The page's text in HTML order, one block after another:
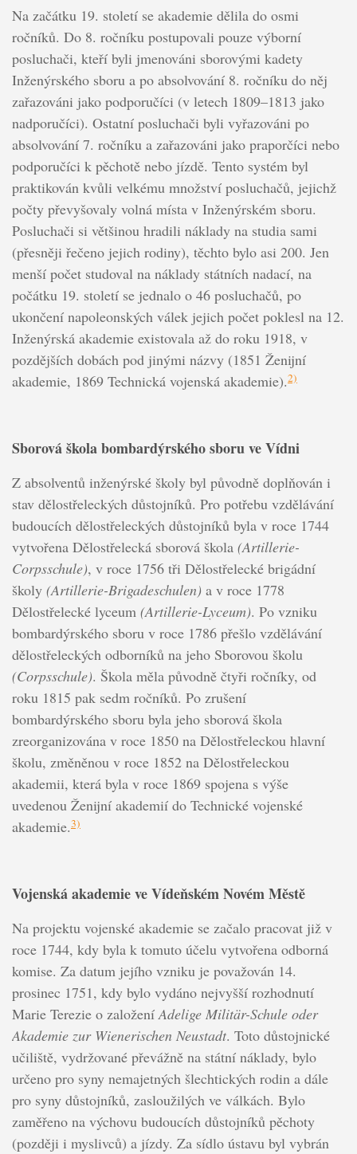
Na začátku 19. století se akademie dělila do osmi
ročníků. Do 8. ročníku postupovali pouze výborní
posluchači, kteří byli jmenováni sborovými kadety
Inženýrského sboru a po absolvování 8. ročníku do něj
zařazováni jako podporučíci (v letech 1809–1813 jako
nadporučíci). Ostatní posluchači byli vyřazováni po
absolvování 7. ročníku a zařazováni jako praporčíci nebo
podporučíci k pěchotě nebo jízdě. Tento systém byl
praktikován kvůli velkému množství posluchačů, jejichž
počty převyšovaly volná místa v Inženýrském sboru.
Posluchači si většinou hradili náklady na studia sami
(přesněji řečeno jejich rodiny), těchto bylo asi 200. Jen
menší počet studoval na náklady státních nadací, na
počátku 19. století se jednalo o 46 posluchačů, po
ukončení napoleonských válek jejich počet poklesl na 12.
Inženýrská akademie existovala až do roku 1918, v
pozdějších dobách pod jinými názvy (1851 Ženijní
akademie, 1869 Technická vojenská akademie).2)
Sborová škola bombardýrského sboru ve Vídni
Z absolventů inženýrské školy byl původně doplňován i
stav dělostřeleckých důstojníků. Pro potřebu vzdělávání
budoucích dělostřeleckých důstojníků byla v roce 1744
vytvořena Dělostřelecká sborová škola (Artillerie-
Corpsschule), v roce 1756 tři Dělostřelecké brigádní
školy (Artillerie-Brigadeschulen)a v roce 1778
Dělostřelecké lyceum (Artillerie-Lyceum). Po vzniku
bombardýrského sboru v roce 1786 přešlo vzdělávání
dělostřeleckých odborníků na jeho Sborovou školu
(Corpsschule). Škola měla původně čtyři ročníky, od
roku 1815 pak sedm ročníků. Po zrušení
bombardýrského sboru byla jeho sborová škola
zreorganizována v roce 1850 na Dělostřeleckou hlavní
školu, změněnou v roce 1852 na Dělostřeleckou
akademii, která byla v roce 1869 spojena s výše
uvedenou Ženijní akademií do Technické vojenské
akademie.3)
Vojenská akademie ve Vídeňském Novém Městě
Na projektu vojenské akademie se začalo pracovat již v
roce 1744, kdy byla k tomuto účelu vytvořena odborná
komise. Za datum jejího vzniku je považován 14.
prosinec 1751, kdy bylo vydáno nejvyšší rozhodnutí
Marie Terezie o založeníAdelige Militär-Schule oder
Akademie zur Wienerischen Neustadt. Toto důstojnické
učiliště, vydržované převážně na státní náklady, bylo
určeno pro syny nemajetných šlechtických rodin a dále
pro syny důstojníků, zasloužilých ve válkách. Bylo
zaměřeno na výchovu budoucích důstojníků pěchoty
(později i myslivců) a jízdy. Za sídlo ústavu byl vybrán